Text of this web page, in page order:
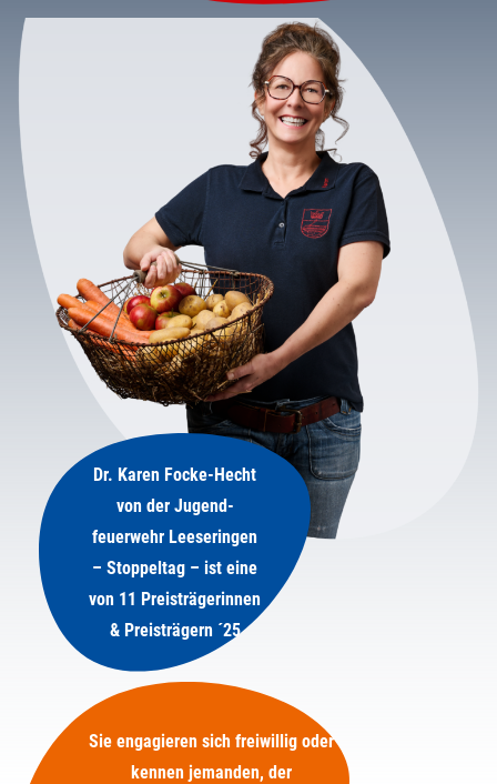
Sie engagieren sich freiwillig oder
kennen jemanden, der
Dr. Karen Focke-Hecht
von der Jugend-
feuerwehr Leeseringen
– Stoppeltag – ist eine
von 11 Preisträgerinnen
& Preisträgern ´25